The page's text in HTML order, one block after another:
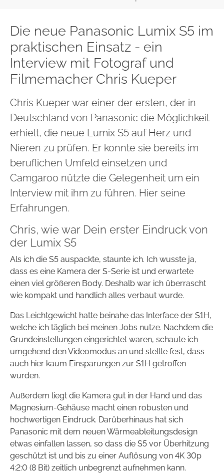
Die neue Panasonic Lumix S5 im
praktischen Einsatz - ein
Interview mit Fotograf und
Filmemacher Chris Kueper
Chris Kueper war einer der ersten, der in
Deutschland von Panasonic die Möglichkeit
erhielt, die neue Lumix S5 auf Herz und
Nieren zu prüfen. Er konnte sie bereits im
beruflichen Umfeld einsetzen und
Camgaroo nützte die Gelegenheit um ein
Interview mit ihm zu führen. Hier seine
Erfahrungen.
Chris, wie war Dein erster Eindruck von
der Lumix S5
Als ich die S5 auspackte, staunte ich. Ich wusste ja,
dass es eine Kamera der S-Serie ist und erwartete
einen viel größeren Body. Deshalb war ich überrascht
wie kompakt und handlich alles verbaut wurde.
Das Leichtgewicht hatte beinahe das Interface der S1H,
welche ich täglich bei meinen Jobs nutze. Nachdem die
Grundeinstellungen eingerichtet waren, schaute ich
umgehend den Videomodus an und stellte fest, dass
auch hier kaum Einsparungen zur S1H getroffen
wurden.
Außerdem liegt die Kamera gut in der Hand und das
Magnesium-Gehäuse macht einen robusten und
hochwertigen Eindruck. Darüberhinaus hat sich
Panasonic mit dem neuen Wärmeableitungsdesign
etwas einfallen lassen, so dass die S5 vor Überhitzung
geschützt ist und bis zu einer Auflösung von 4K 30p
4:2:0 (8 Bit) zeitlich unbegrenzt aufnehmen kann.